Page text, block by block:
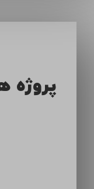
پروژه